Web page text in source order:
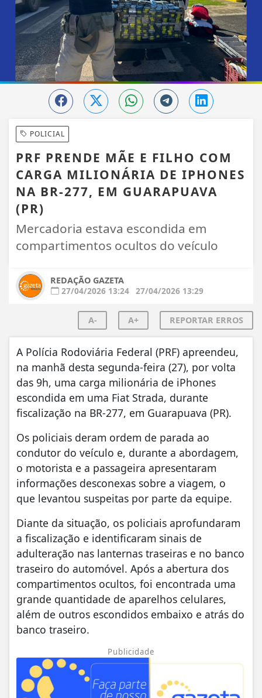
POLICIAL
PRF PRENDE MÃE E FILHO COM
CARGA MILIONÁRIA DE IPHONES
NA BR-277, EM GUARAPUAVA
(PR)
Mercadoria estava escondida em
compartimentos ocultos do veículo
REDAÇÃO GAZETA
27/04/2026 13:24 27/04/2026 13:29
A- A+ REPORTAR ERROS
A Polícia Rodoviária Federal (PRF) apreendeu,
na manhã desta segunda-feira (27), por volta
das 9h, uma carga milionária de iPhones
escondida em uma Fiat Strada, durante
fiscalização na BR-277, em Guarapuava (PR).
Os policiais deram ordem de parada ao
condutor do veículo e, durante a abordagem,
o motorista e a passageira apresentaram
informações desconexas sobre a viagem, o
que levantou suspeitas por parte da equipe.
Diante da situação, os policiais aprofundaram
a fiscalização e identificaram sinais de
adulteração nas lanternas traseiras e no banco
traseiro do automóvel. Após a abertura dos
compartimentos ocultos, foi encontrada uma
grande quantidade de aparelhos celulares,
além de outros escondidos embaixo e atrás do
banco traseiro.
Publicidade